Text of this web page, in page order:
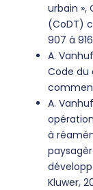
urbain
(CoDT)
907 à 916
A.
Code du
A.
à
Kluwer,